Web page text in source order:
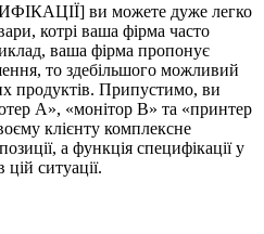
ви можете дуже легко
котрі ваша фірма часто
ваша фірма пропонує
то здебільшого можливий
продуктів. Припустимо, ви
А», «монітор В» та «принтер
клієнту комплексне
а функція специфікації у
ситуації.